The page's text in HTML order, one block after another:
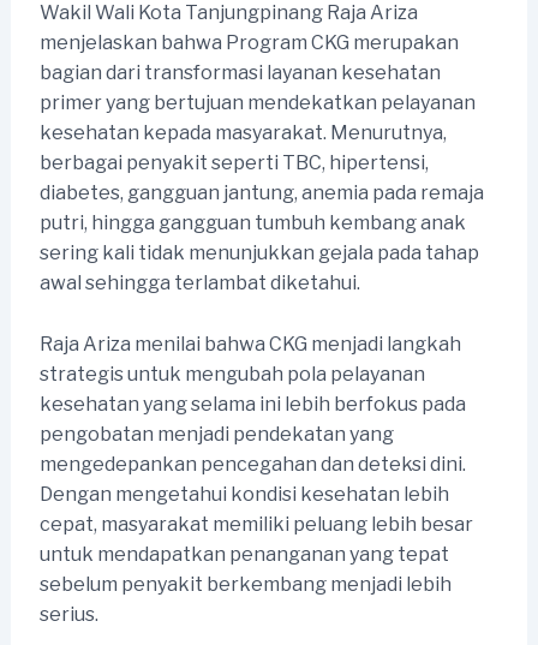
Wakil Wali Kota Tanjungpinang Raja Ariza
menjelaskan bahwa Program CKG merupakan
bagian dari transformasi layanan kesehatan
primer yang bertujuan mendekatkan pelayanan
kesehatan kepada masyarakat. Menurutnya,
berbagai penyakit seperti TBC, hipertensi,
diabetes, gangguan jantung, anemia pada remaja
putri, hingga gangguan tumbuh kembang anak
sering kali tidak menunjukkan gejala pada tahap
awal sehingga terlambat diketahui.
Raja Ariza menilai bahwa CKG menjadi langkah
strategis untuk mengubah pola pelayanan
kesehatan yang selama ini lebih berfokus pada
pengobatan menjadi pendekatan yang
mengedepankan pencegahan dan deteksi dini.
Dengan mengetahui kondisi kesehatan lebih
cepat, masyarakat memiliki peluang lebih besar
untuk mendapatkan penanganan yang tepat
sebelum penyakit berkembang menjadi lebih
serius.